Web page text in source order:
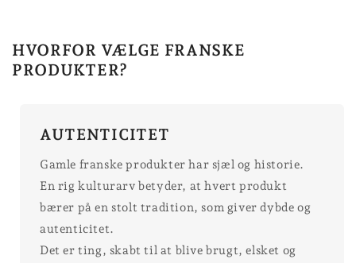
HVORFOR VÆLGE FRANSKE
PRODUKTER?
AUTENTICITET
Gamle franske produkter har sjæl og historie.
En rig kulturarv betyder, at hvert produkt
bærer på en stolt tradition, som giver dybde og
autenticitet.
Det er ting, skabt til at blive brugt, elsket og